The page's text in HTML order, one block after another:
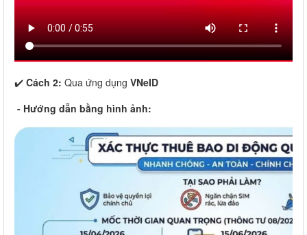
✔️ Cách 2: Qua ứng dụng VNeID
- Hướng dẫn bằng hình ảnh: